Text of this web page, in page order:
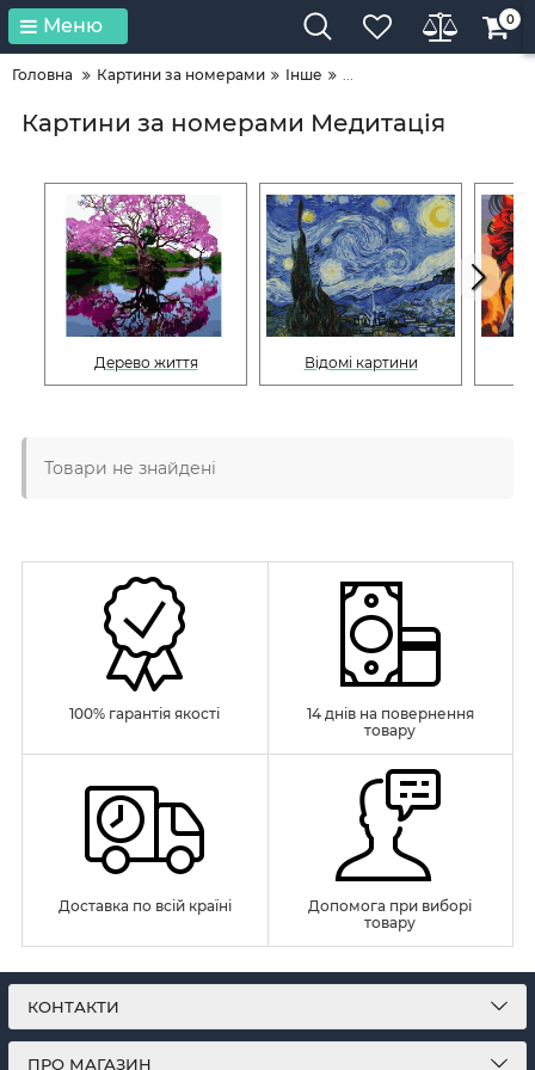
Меню 0
Головна Картини за номерами Інше ...
Картини за номерами Медитація
Дерево життя Відомі картини
Товари не знайдені
100% гарантія якості
14 днів на повернення
товару
Доставка по всій країні
Допомога при виборі
товару
КОНТАКТИ
ПРО МАГАЗИН